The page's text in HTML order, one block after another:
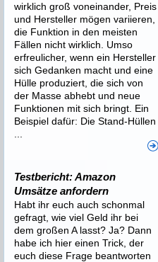
wirklich groß voneinander, Preis
und Hersteller mögen variieren,
die Funktion in den meisten
Fällen nicht wirklich. Umso
erfreulicher, wenn ein Hersteller
sich Gedanken macht und eine
Hülle produziert, die sich von
der Masse abhebt und neue
Funktionen mit sich bringt. Ein
Beispiel dafür: Die Stand-Hüllen
Testbericht: Amazon
Umsätze anfordern
Habt ihr euch auch schonmal
gefragt, wie viel Geld ihr bei
dem großen A lasst? Ja? Dann
habe ich hier einen Trick, der
euch diese Frage beantworten